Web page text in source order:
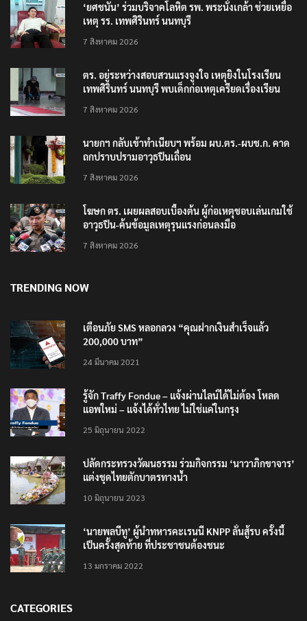
‘ยศชนัน’ ร่วมบริจาคโลหิต รพ. พระนั่งเกล้า ช่วยเหยื่อ
เหตุ รร. เทพศิรินทร์ นนทบุรี
7 สิงหาคม 2026
ตร. อยู่ระหว่างสอบสวนแรงจูงใจ เหตุยิงในโรงเรียน
เทพศิรินทร์ นนทบุรี พบเด็กก่อเหตุเครียดเรื่องเรียน
7 สิงหาคม 2026
นายกฯ กลับเข้าทำเนียบฯ พร้อม ผบ.ตร.-ผบช.ก. คาด
ถกปราบปรามอาวุธปืนเถื่อน
7 สิงหาคม 2026
โฆษก ตร. เผยผลสอบเบื้องต้น ผู้ก่อเหตุชอบเล่นเกมใช้
อาวุธปืน-ค้นข้อมูลเหตุรุนแรงก่อนลงมือ
7 สิงหาคม 2026
TRENDING NOW
เตือนภัย SMS หลอกลวง “คุณฝากเงินสำเร็จแล้ว
200,000 บาท”
24 มีนาคม 2021
รู้จัก Traffy Fondue – แจ้งผ่านไลน์ได้ไม่ต้อง โหลด
แอพใหม่ – แจ้งได้ทั่วไทย ไม่ใช่แค่ในกรุง
25 มิถุนายน 2022
ปลัดกระทรวงวัฒนธรรม ร่วมกิจกรรม ‘นาวาภิกขาจาร’
แต่งชุดไทยตักบาตรทางน้ำ
10 มิถุนายน 2023
‘นายพลบีทู’ ผู้นำทหารคะเรนนี KNPP ลั่นสู้รบ ครั้งนี้
เป็นครั้งสุดท้าย ที่ประชาชนต้องชนะ
13 มกราคม 2022
CATEGORIES